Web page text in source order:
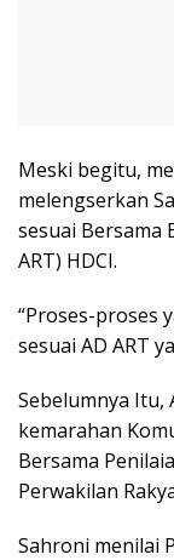
Meski begitu,
melengserkan
sesuai Bersama
ART) HDCI.
“Proses-proses
sesuai AD ART
Sebelumnya Itu,
kemarahan
Bersama
Perwakilan
Sahroni menilai